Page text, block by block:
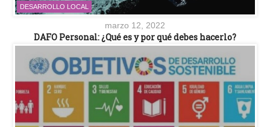
DESARROLLO LOCAL
marzo 12, 2022
DAFO Personal: ¿Qué es y por qué debes hacerlo?